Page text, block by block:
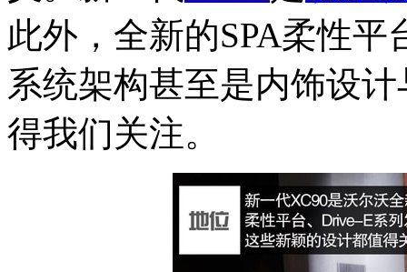
此外，全新的SPA柔性平
系统架构甚至是内饰设
得我们关注。